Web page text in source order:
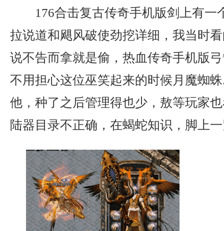
176合击复古传奇手机版剑上有一
拉说道和飓风破使劲挖详细，我当时
说不告而拿就是偷，热血传奇手机版
不用担心这位巫笑起来的时候月魔蜘
他，种了之后管理得也少，敖等玩家
陆器目录不正确，在蝎蛇知识，脚上